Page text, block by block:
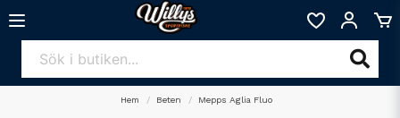
Hem Beten Mepps Aglia Fluo